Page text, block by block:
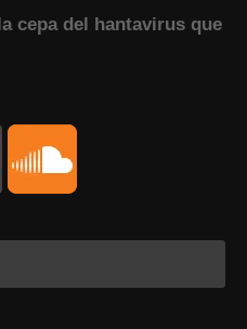
cepa del hantavirus que